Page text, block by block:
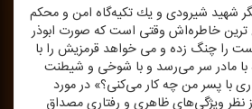
شهید شیرودی و یك تكیه‌گاه امن و محكم
خاطره‌اش وقتی است كه صورت ابوذر
است را چنگ زده و می خواهد قرمزیش را با
با مادر سر می‌‌رسد و با شوخی و شیطنت
با پسر من چه كار می‌كنی؟» در مورد
نظر ویژگی‌های ظاهری و رفتاری مصداق